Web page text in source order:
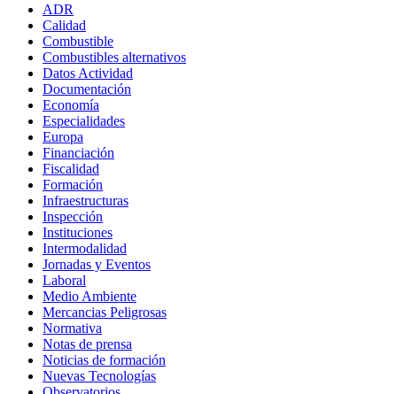
ADR
Calidad
Combustible
Combustibles alternativos
Datos Actividad
Documentación
Economía
Especialidades
Europa
Financiación
Fiscalidad
Formación
Infraestructuras
Inspección
Instituciones
Intermodalidad
Jornadas y Eventos
Laboral
Medio Ambiente
Mercancias Peligrosas
Normativa
Notas de prensa
Noticias de formación
Nuevas Tecnologías